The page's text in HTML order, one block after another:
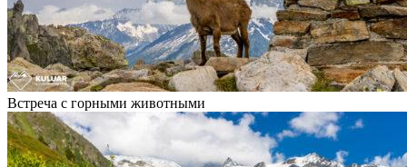
Встреча с горными животными